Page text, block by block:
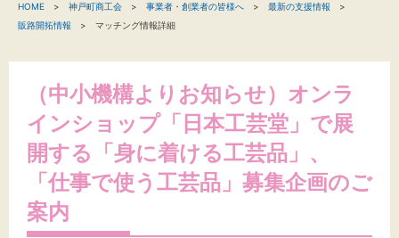
新着情報
関係機関の方へ
神戸町商工会について
HOME 神戸町商工会 事業者・創業者の皆様へ
最新の支援情報
販路開拓情報
マッチング情報詳細
（中小機構よりお知らせ）オンラ
インショップ「日本工芸堂」で展
開する「身に着ける工芸品」、
「仕事で使う工芸品」募集企画のご
案内